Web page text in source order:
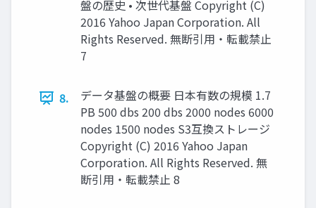
盤の歴史 • 次世代基盤 Copyright (C)
2016 Yahoo Japan Corporation. All
Rights Reserved. 無断引用・転載禁止
7
8.
データ基盤の概要 日本有数の規模 1.7
PB 500 dbs 200 dbs 2000 nodes 6000
nodes 1500 nodes S3互換ストレージ
Copyright (C) 2016 Yahoo Japan
Corporation. All Rights Reserved. 無
断引用・転載禁止 8